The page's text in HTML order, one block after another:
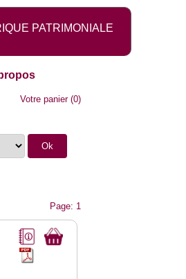
PATRIMONIALE
Votre panier(0)
Page: 1